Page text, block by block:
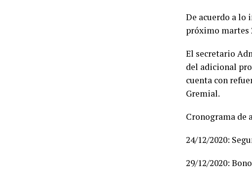
De acuerdo a lo
próximo martes
El secretario
del adicional
cuenta con
Gremial.
Cronograma de
24/12/2020:
29/12/2020: